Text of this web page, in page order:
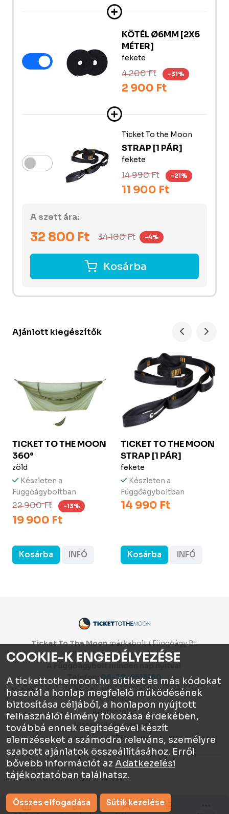
KÖTÉL Ø6MM [2X5
MÉTER]
fekete
4 200 Ft -31%
2 900 Ft
Ticket To the Moon
STRAP [1 PÁR]
fekete
14 990 Ft -21%
11 900 Ft
A szett ára:
32 800 Ft 34 100Ft -4%
Kosárba
Ajánlott kiegészítők
TICKET TO THE MOON
360°
zöld
Készleten a
Függőágyboltban
22 900 Ft -13%
19 900 Ft
Kosárba INFÓ
TICKET TO THE MOON
STRAP [1 PÁR]
fekete
Készleten a
Függőágyboltban
14 990 Ft
Kosárba INFÓ
Ticket To The Moonmárkabolt / Függőágy Bt.
1112 Budapest, Olt utca 10.
Telefon:06-70-6513160
Céginfo
Adatkezelés
Visszaküldés, garancia
ÁSZF
Függőágy Bt. © 2026
COOKIE-K ENGEDÉLYEZÉSE
A tickettothemoon.hu sütiket és más kódokat
használ a honlap megfelelő működésének
biztosítása céljából, a honlapon nyújtott
felhasználói élmény fokozása érdekében,
továbbá ennek segítségével készít
elemzéseket a számodra releváns, személyre
szabott ajánlatok összeállításához. Erről
bővebb információt az Adatkezelési
tájékoztatóban találhatsz.
Összes elfogadása Sütik kezelése